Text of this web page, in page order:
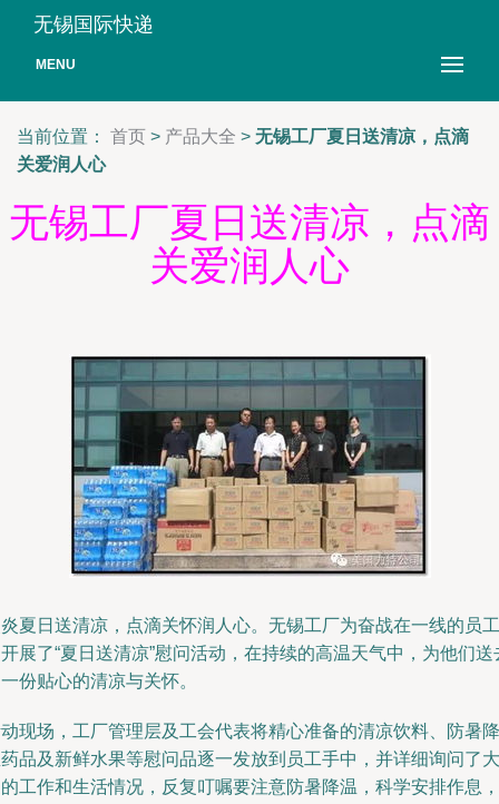
无锡国际快递
MENU
当前位置： 首页 > 产品大全 > 无锡工厂夏日送清凉，点滴
关爱润人心
无锡工厂夏日送清凉，点滴
关爱润人心
夏日送清凉，点滴关怀润人心。无锡工厂为奋战在一线的员工
展了“夏日送清凉”慰问活动，在持续的高温天气中，为他们送
份贴心的清凉与关怀。
现场，工厂管理层及工会代表将精心准备的清凉饮料、防暑降
品及新鲜水果等慰问品逐一发放到员工手中，并详细询问了大
工作和生活情况，反复叮嘱要注意防暑降温，科学安排作息，